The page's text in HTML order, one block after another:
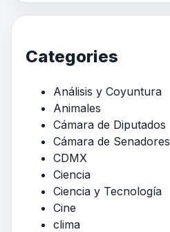
Categories
Análisis y Coyuntura
Animales
Cámara de Diputados
Cámara de Senadores
CDMX
Ciencia
Ciencia y Tecnología
Cine
clima